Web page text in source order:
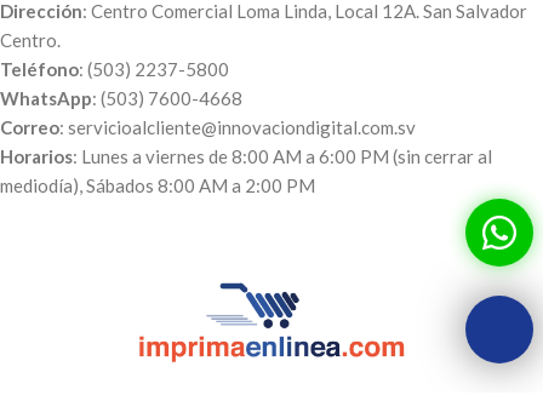
Dirección: Centro Comercial Loma Linda, Local 12A. San Salvador
Centro.
Teléfono: (503) 2237-5800
WhatsApp: (503) 7600-4668
Correo: servicioalcliente@innovaciondigital.com.sv
Horarios: Lunes a viernes de 8:00 AM a 6:00 PM (sin cerrar al
mediodía), Sábados 8:00 AM a 2:00 PM